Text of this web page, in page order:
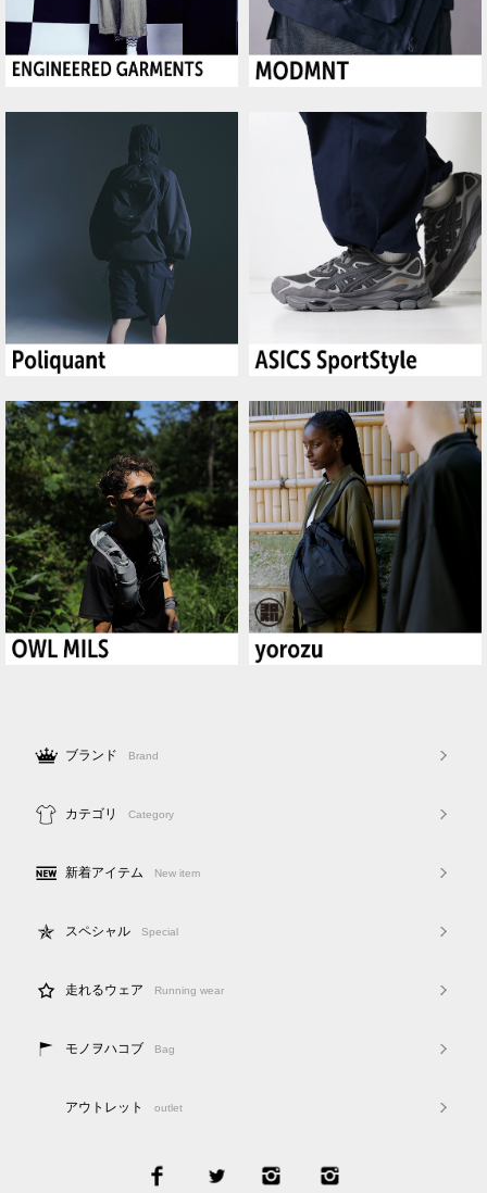
ブランド Brand
カテゴリ Category
新着アイテム New item
スペシャル Special
走れるウェア Running wear
モノヲハコブ Bag
アウトレット outlet